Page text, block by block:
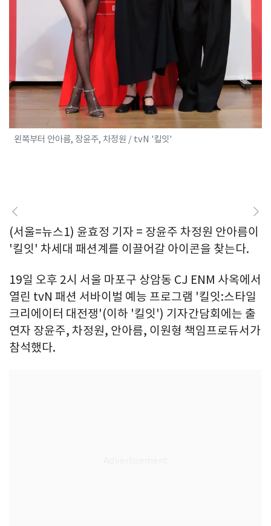
왼쪽부터 안아름, 장윤주, 차정원 / tvN '킬잇'
(서울=뉴스1) 윤효정 기자 = 장윤주 차정원 안아름이
'킬잇' 차세대 패션계를 이끌어갈 아이콘을 찾는다.
19일 오후 2시 서울 마포구 상암동 CJ ENM 사옥에서
열린 tvN 패션 서바이벌 예능 프로그램 '킬잇:스타일
크리에이터 대전쟁'(이하 '킬잇') 기자간담회에는 출
연자 장윤주, 차정원, 안아름, 이원형 책임프로듀서가
참석했다.